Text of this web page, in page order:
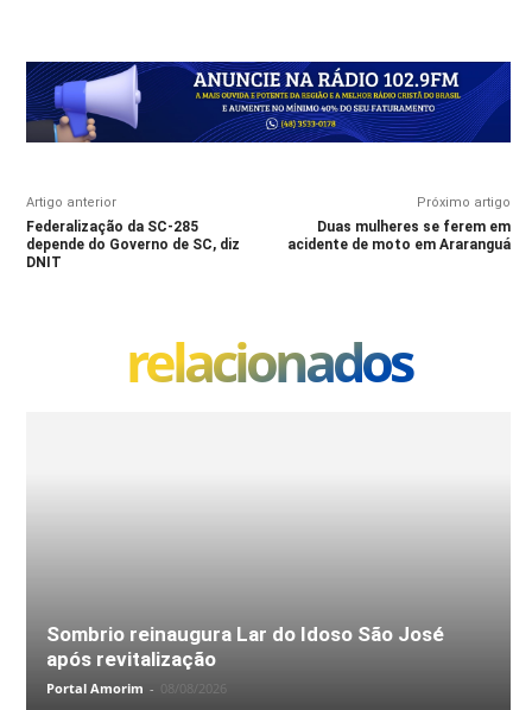
Artigo anterior
Federalização da SC-285
depende do Governo de SC, diz
DNIT
Próximo artigo
Duas mulheres se ferem em
acidente de moto em Araranguá
relacionados
Sombrio reinaugura Lar do Idoso São José
após revitalização
Portal Amorim - 08/08/2026